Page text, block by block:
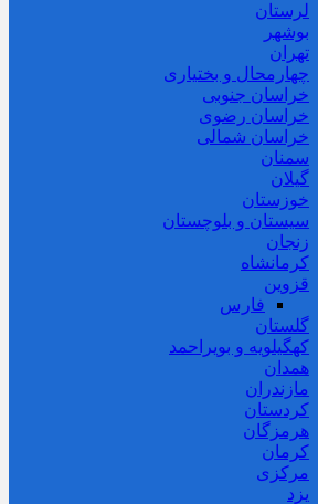
لرستان
بوشهر
تهران
چهارمحال و بختیاری
خراسان جنوبی
خراسان رضوی
خراسان شمالی
سمنان
گیلان
خوزستان
سیستان و بلوچستان
زنجان
کرمانشاه
قزوین
فارس
گلستان
کهگیلویه و بویراحمد
همدان
مازندران
کردستان
هرمزگان
کرمان
مرکزی
یزد